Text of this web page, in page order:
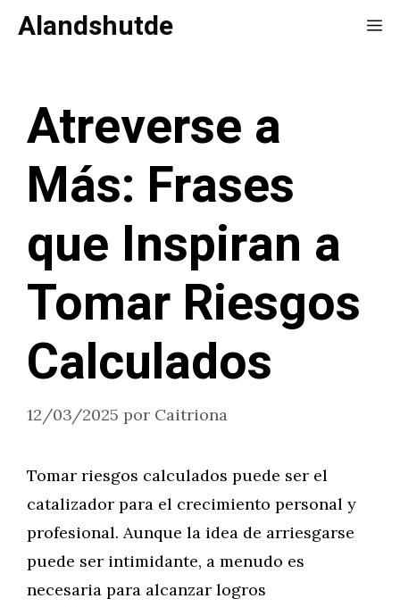
Saltar
Alandshutde
Atreverse a
Más: Frases
que Inspiran a
Tomar Riesgos
Calculados
12/03/2025 por Caitriona
Tomar riesgos calculados puede ser el
catalizador para el crecimiento personal y
profesional. Aunque la idea de arriesgarse
puede ser intimidante, a menudo es
necesaria para alcanzar logros